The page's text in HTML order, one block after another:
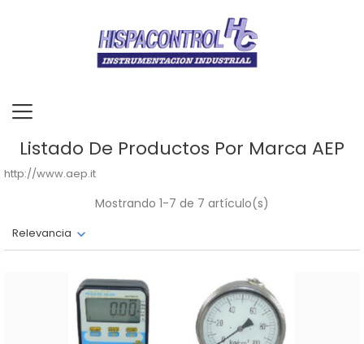
Listado De Productos Por Marca AEP
http://www.aep.it
Relevancia
Mostrando 1-7 de 7 artículo(s)